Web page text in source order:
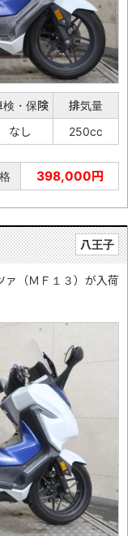
検・保険
排気量
なし 250cc
398,000円
八王子
ァ（ＭＦ１３）が入荷